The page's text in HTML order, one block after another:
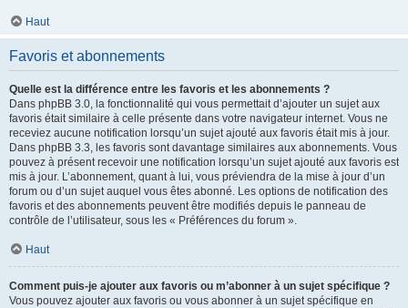
Haut
Favoris et abonnements
Quelle est la différence entre les favoris et les abonnements ?
Dans phpBB 3.0, la fonctionnalité qui vous permettait d’ajouter un sujet aux
favoris était similaire à celle présente dans votre navigateur internet. Vous ne
receviez aucune notification lorsqu’un sujet ajouté aux favoris était mis à jour.
Dans phpBB 3.3, les favoris sont davantage similaires aux abonnements. Vous
pouvez à présent recevoir une notification lorsqu’un sujet ajouté aux favoris est
mis à jour. L’abonnement, quant à lui, vous préviendra de la mise à jour d’un
forum ou d’un sujet auquel vous êtes abonné. Les options de notification des
favoris et des abonnements peuvent être modifiés depuis le panneau de
contrôle de l’utilisateur, sous les « Préférences du forum ».
Haut
Comment puis-je ajouter aux favoris ou m’abonner à un sujet spécifique ?
Vous pouvez ajouter aux favoris ou vous abonner à un sujet spécifique en